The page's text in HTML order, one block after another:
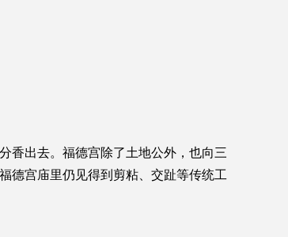
香出去。福德宫除了土地公外，也向三
德宫庙里仍见得到剪粘、交趾等传统工